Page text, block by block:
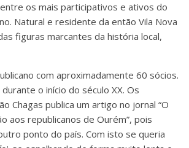
os mais participativos e ativos do
Natural e residente da então Vila Nova
figuras marcantes da história local,
com aproximadamente 60 sócios.
o início do século XX. Os
Chagas publica um artigo no jornal “O
aos republicanos de Ourém”, pois
ponto do país. Com isto se queria